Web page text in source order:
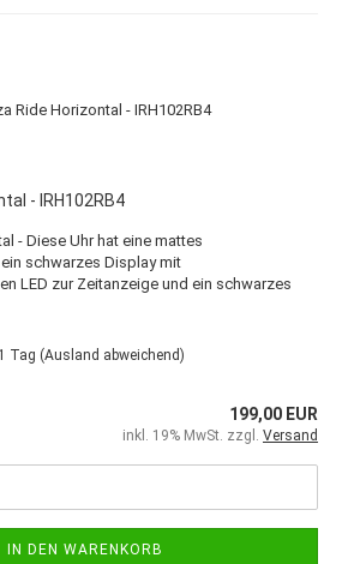
- IRH102RB4
- Diese Uhr hat eine mattes
schwarzes Display mit
LED zur Zeitanzeige und ein schwarzes
1 Tag (Ausland abweichend)
199,00 EUR
inkl. 19% MwSt. zzgl. Versand
IN DEN WARENKORB